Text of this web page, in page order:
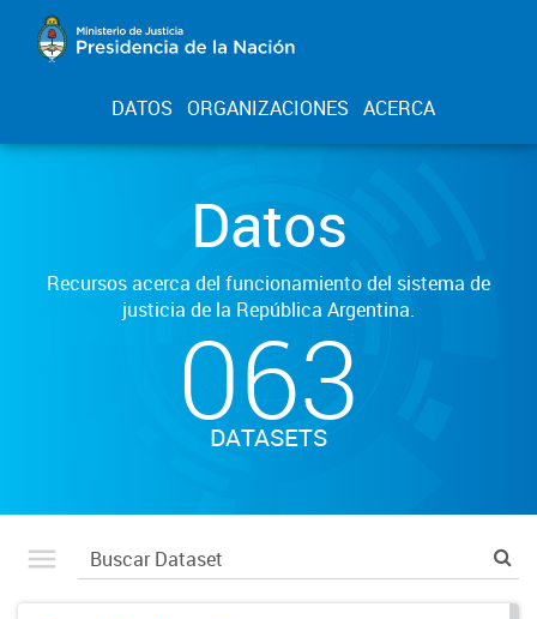
DATOS ORGANIZACIONES ACERCA
Datos
Recursos acerca del funcionamiento del sistema de
justicia de la República Argentina.
063
DATASETS